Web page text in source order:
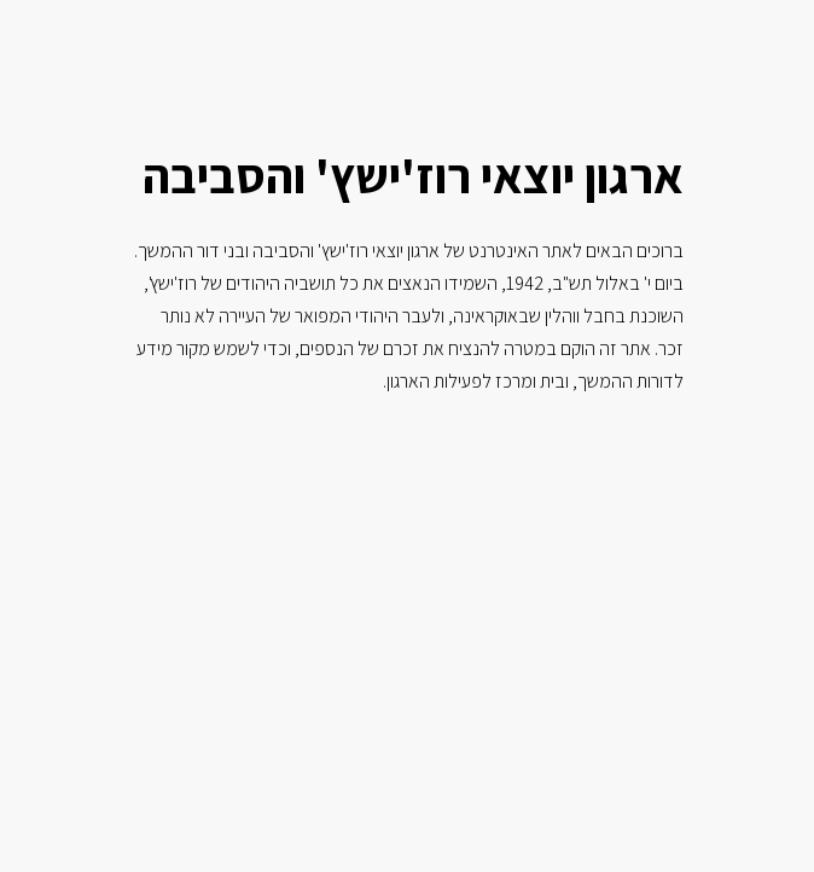
ארגון יוצאי רוז'ישץ' והסביבה
ברוכים הבאים לאתר האינטרנט של ארגון יוצאי רוז'ישץ' והסביבה ובני דור ההמשך.
ביום י' באלול תש"ב, 1942, השמידו הנאצים את כל תושביה היהודים של רוז'ישץ',
השוכנת בחבל ווהלין שבאוקראינה, ולעבר היהודי המפואר של העיירה לא נותר
זכר. אתר זה הוקם במטרה להנציח את זכרם של הנספים, וכדי לשמש מקור מידע
לדורות ההמשך, ובית ומרכז לפעילות הארגון.